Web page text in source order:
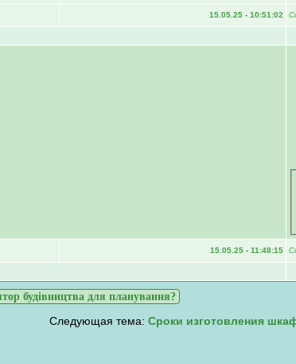
15.05.25 - 10:51:02
15.05.25 - 11:48:15
будівництва для планування?
Следующая тема: Сроки изготовления